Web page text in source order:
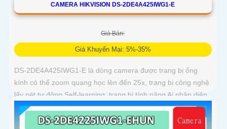
CAMERA HIKVISION DS-2DE4A425IWG1-E
Giá Bán:
Giá Khuyến Mại: 5%-35%
DS-2DE4A425IWG1-E là dòng camera được trang bị ống
kính có thể zoom quang học lên đến 25x, trang bị công nghệ
lấy nét tự động Self-learning, trang bị tính năng Ai nhận diện
chính xác tích hợp AcuSearch khi kết hợp chung với đầu ghi
hình, nhìn ban đêm bằng hồng ngoại 50m